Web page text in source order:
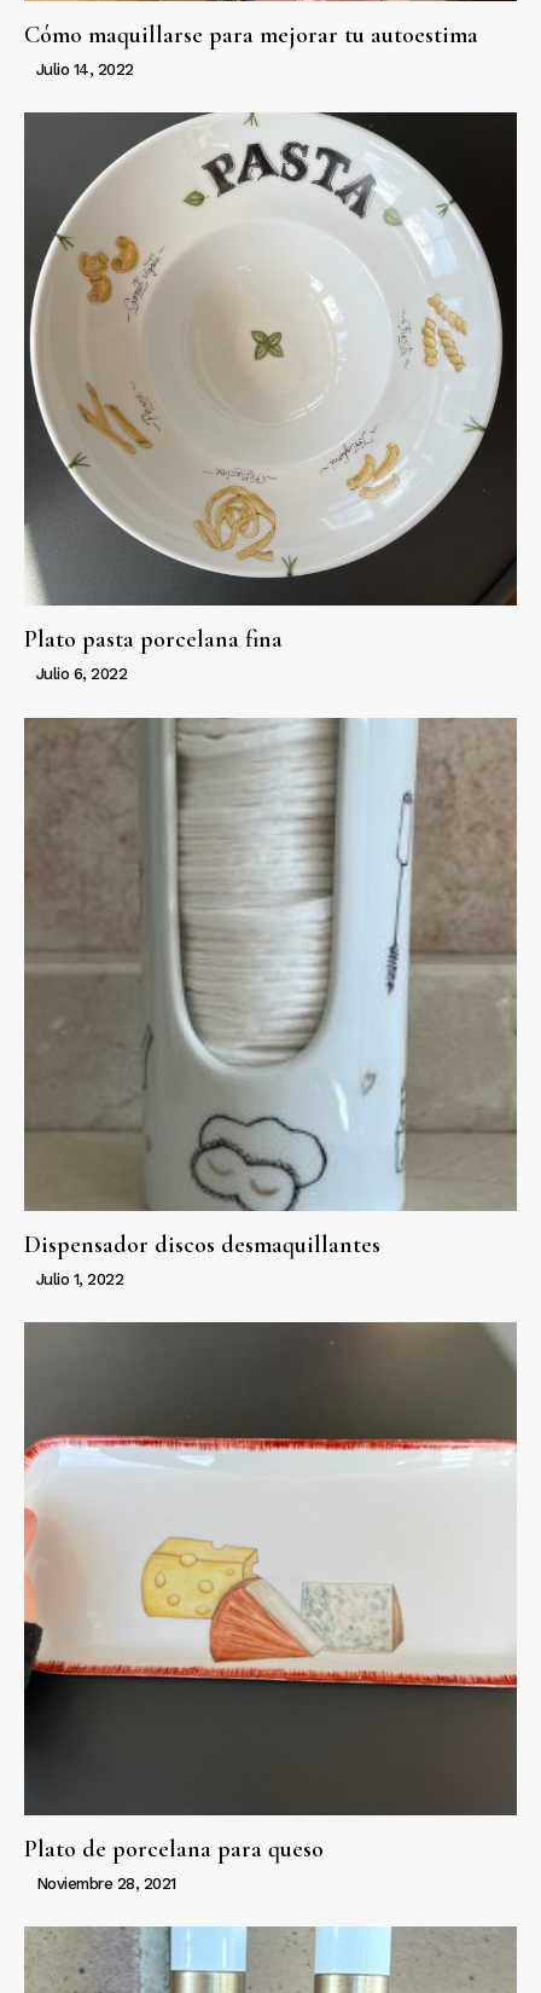
Cómo maquillarse para mejorar tu autoestima
Julio 14, 2022
Plato pasta porcelana fina
Julio 6, 2022
Dispensador discos desmaquillantes
Julio 1, 2022
Plato de porcelana para queso
Noviembre 28, 2021